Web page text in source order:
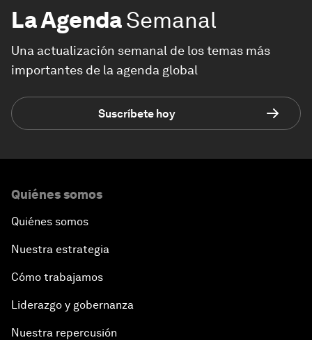
La AgendaSemanal
Una actualización semanal de los temas más
importantes de la agenda global
Suscríbete hoy
Quiénes somos
Quiénes somos
Nuestra estrategia
Cómo trabajamos
Liderazgo y gobernanza
Nuestra repercusión